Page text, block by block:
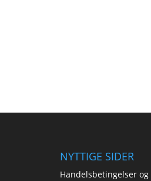
NYTTIGE SIDER
Handelsbetingelser og